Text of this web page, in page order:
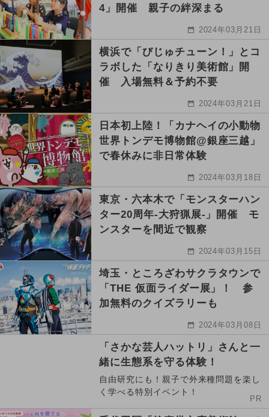
4」開催 親子の絆深まる
2024年03月21日
横浜で「びじゅチューン！」とコ
ラボした「なりきり美術館」開
催 入場無料＆予約不要
2024年03月21日
日本初上陸！「カナヘイの小動物
世界トンデモ博物館@銀座三越」
で春休みに非日常体験
2024年03月18日
東京・六本木で「モンスターハン
ター20周年-大狩猟展-」開催 モ
ンスターを間近で観察
2024年03月15日
埼玉・ところざわサクラタウンで
「THE 仮面ライダー展」！ 参
加無料のクイズラリーも
2024年03月08日
「さかな芸人ハットリ」さんと一
緒に生態系を守る体験！
自由研究にも！親子で外来種問題を楽し
く学べる特別イベント！
PR